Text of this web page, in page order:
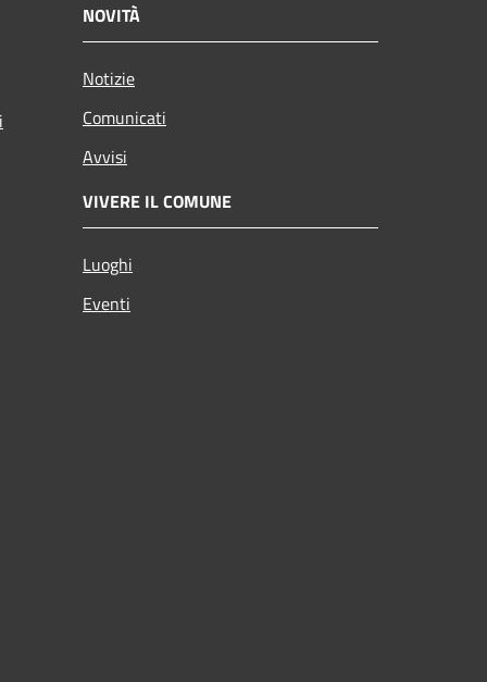
NOVITÀ
Notizie
Comunicati
Avvisi
VIVERE IL COMUNE
Luoghi
Eventi